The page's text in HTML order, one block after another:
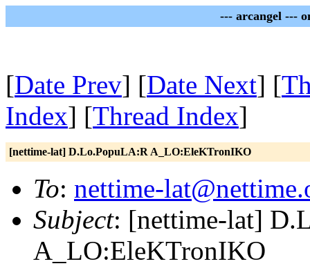
--- arcangel ---
[Date Prev] [Date Next] [
Index] [Thread Index]
[nettime-lat] D.Lo.PopuLA:R A_LO:EleKTronIKO
To: nettime-
Subject: [nettime-lat]
A_LO:EleKTronIKO